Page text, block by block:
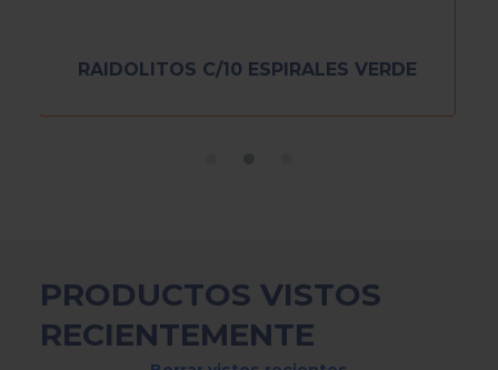
RAIDOLITOS C/10 ESPIRALES VERDE
PRODUCTOS VISTOS
RECIENTEMENTE